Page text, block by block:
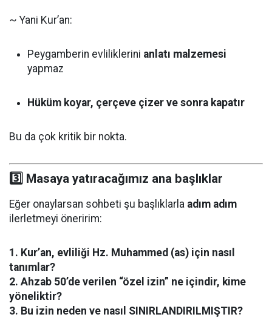
~ Yani Kur’an:
Peygamberin evliliklerini anlatı malzemesi
yapmaz
Hüküm koyar, çerçeve çizer ve sonra kapatır
Bu da çok kritik bir nokta.
3️⃣ Masaya yatıracağımız ana başlıklar
Eğer onaylarsan sohbeti şu başlıklarla adım adım
ilerletmeyi öneririm:
1. Kur’an, evliliği Hz. Muhammed (as) için nasıl
tanımlar?
2. Ahzab 50’de verilen “özel izin” ne içindir, kime
yöneliktir?
3. Bu izin neden ve nasıl SINIRLANDIRILMIŞTIR?